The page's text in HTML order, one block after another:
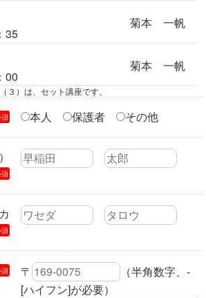
菊本 一帆
35
菊本 一帆
00
３）は、セット講座です。
須 本人 保護者 その他
須
須
須 〒
（半角数字、-
[ハイフン]が必要）